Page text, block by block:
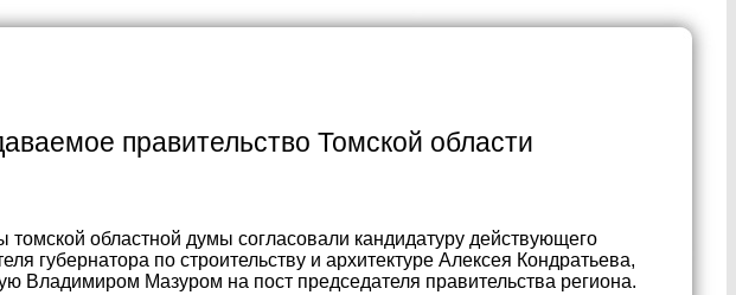
правительство Томской области
томской областной думы согласовали кандидатуру действующего
губернатора по строительству и архитектуре Алексея Кондратьева,
Владимиром Мазуром на пост председателя правительства региона.